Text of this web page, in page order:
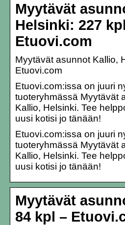
Myytävät
Helsinki: 227
Etuovi.com
Myytävät asunnot Kallio,
Etuovi.com
Etuovi.com:issa on juuri
tuoteryhmässä Myytävät
Kallio, Helsinki. Tee
uusi kotisi jo tänään!
Etuovi.com:issa on juuri
tuoteryhmässä Myytävät
Kallio, Helsinki. Tee
uusi kotisi jo tänään!
Myytävät
84 kpl –